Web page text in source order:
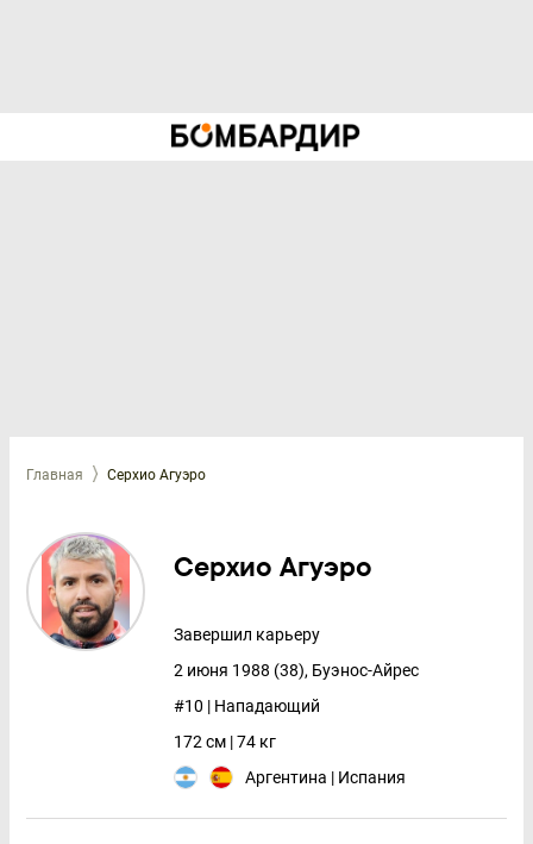
Главная Серхио Агуэро
Серхио Агуэро
Завершил карьеру
2 июня 1988 (38), Буэнос-Айрес
#10 | Нападающий
172 см | 74 кг
Аргентина | Испания